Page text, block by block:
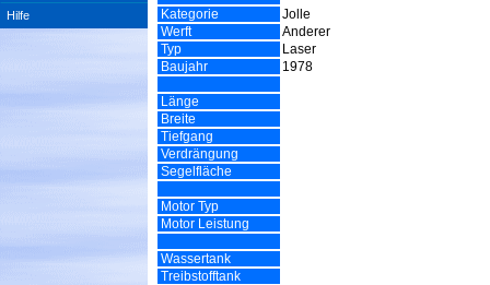
Hilfe
Kategorie
Jolle
Werft
Anderer
Typ
Laser
Baujahr
1978
Länge
Breite
Tiefgang
Verdrängung
Segelfläche
Motor Typ
Motor Leistung
Wassertank
Treibstofftank